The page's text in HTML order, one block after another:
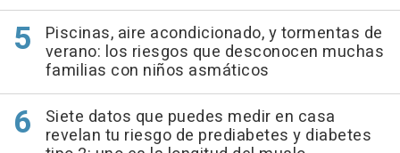
Piscinas, aire acondicionado, y tormentas de
verano: los riesgos que desconocen muchas
familias con niños asmáticos
Siete datos que puedes medir en casa
revelan tu riesgo de prediabetes y diabetes